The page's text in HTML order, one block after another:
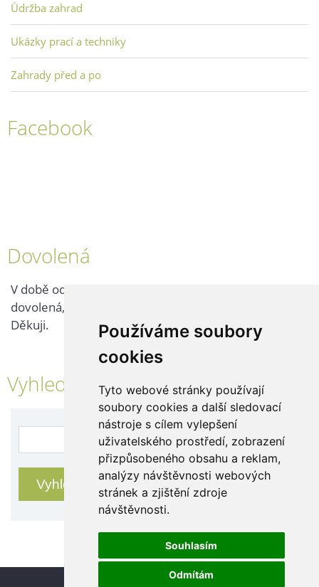
Používáme soubory
cookies
Tyto webové stránky používají
soubory cookies a další sledovací
nástroje s cílem vylepšení
uživatelského prostředí, zobrazení
přizpůsobeného obsahu a reklam,
analýzy návštěvnosti webových
stránek a zjištění zdroje
návštěvnosti.
Souhlasím
Odmítám
Údržba zahrad
Ukázky prací a techniky
Zahrady před a po
Facebook
Dovolená
V době od 25. 7. - 2. 8. 2026 probíhá v naší firmě
dovolená, kontaktujte nás až po jejím ukončení.
Děkuji.
Vyhledávání